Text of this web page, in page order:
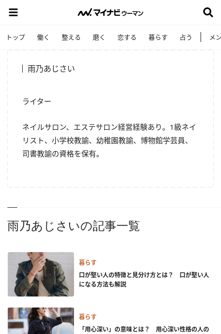
トップ 働く 整える 磨く 恋する 暮らす 占う メ
雨乃あじさい
ライター
ネイルサロン、エステサロン経営経験あり。1級ネイ
リスト、小学校教諭、幼稚園教諭、博物館学芸員、
司書教諭の資格を保有。
雨乃あじさいの記事一覧
暮らす
口が堅い人の特徴と見分け方とは？ 口が堅い人
になる方法も解説
暮らす
「用心深い」の意味とは？ 用心深い性格の人の